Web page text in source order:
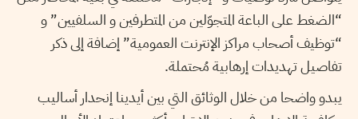
“الضغط على الباعة المتجوّلين من المتطرفين و السلفيين” و
“توظيف أصحاب مراكز الإنترنت العمومية” إضافة إلى ذكر
تفاصيل تهديدات إرهابية مُحتملة.
يبدو واضحا من خلال الوثائق التي بين أيدينا إنحدار أساليب